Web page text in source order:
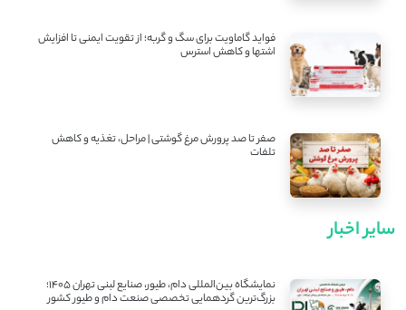
فواید گاماویت برای سگ و گربه؛ از تقویت ایمنی تا افزایش
اشتها و کاهش استرس
صفر تا صد پرورش مرغ گوشتی | مراحل، تغذیه و کاهش
تلفات
سایر اخبار
نمایشگاه بین‌المللی دام، طیور، صنایع لبنی تهران ۱۴۰۵؛
بزرگ‌ترین گردهمایی تخصصی صنعت دام و طیور کشور